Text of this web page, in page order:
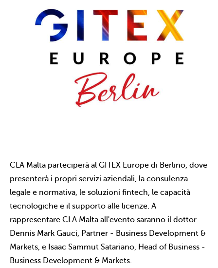
CLA Malta parteciperà al GITEX Europe di Berlino, dove
presenterà i propri servizi aziendali, la consulenza
legale e normativa, le soluzioni fintech, le capacità
tecnologiche e il supporto alle licenze. A
rappresentare CLA Malta all'evento saranno il dottor
Dennis Mark Gauci, Partner - Business Development &
Markets, e Isaac Sammut Satariano, Head of Business -
Business Development & Markets.